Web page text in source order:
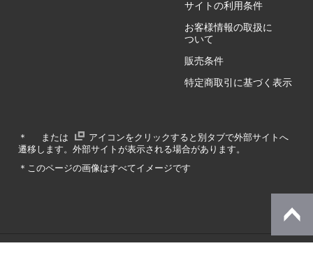
GA/ZA
サイトの利用条件
お客様情報の取扱に
ついて
販売条件
特定商取引に基づく表示
＊ または
アイコンをクリックすると別タブで外部サイトへ
遷移します。外部サイトが表示される場合があります。
＊このページの画像はすべてイメージです